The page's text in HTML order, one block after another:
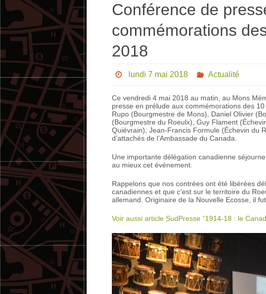
Conférence de
commémorations
2018
lundi 7 mai 2018 Actualité
Ce vendredi 4 mai 2018 au matin, au Mons
presse en prélude aux commémorations des
Rupo (Bourgmestre de Mons), Daniel Olivier
(Bourgmestre du Roeulx), Guy Flament
Quiévrain), Jean-Francis Formule (Échevin du
d’attachés de l’Ambassade du Canada.
Une importante délégation canadienne
au mieux cet événement.
Rappelons que nos contrées ont été libérées
canadiennes et que c’est sur le territoire du
allemand. Originaire de la Nouvelle Ecosse, il
Voir aussi article SudPresse “1914-18 : le